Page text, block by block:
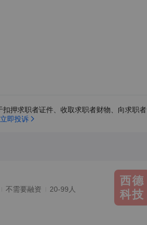
押求职者证件、收取求职者财物、向求职者
立即投诉
不需要融资 20-99人
西德
科技